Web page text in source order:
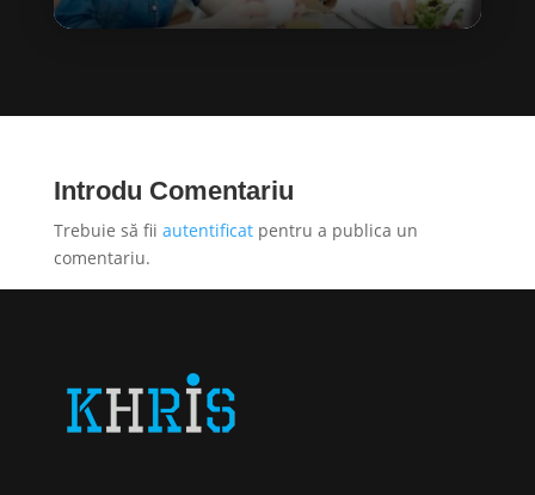
Introdu Comentariu
Trebuie să fii autentificatpentru a publica un
comentariu.